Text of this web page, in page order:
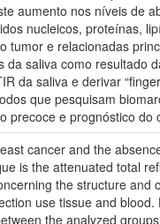
aumento nos níveis de
nucleicos, proteínas,
tumor e relacionadas
saliva como resultado
da saliva e derivar
que pesquisam
precoce e prognóstico do
cancer and the
is the attenuated total
the structure
use tissue and
the analyzed